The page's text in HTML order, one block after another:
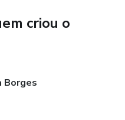
criou o
Borges